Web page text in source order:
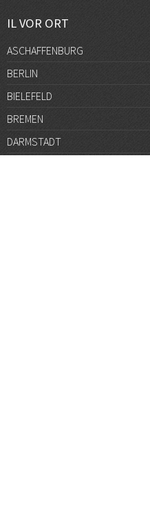
IL VOR ORT
ASCHAFFENBURG
BERLIN
BIELEFELD
BREMEN
DARMSTADT